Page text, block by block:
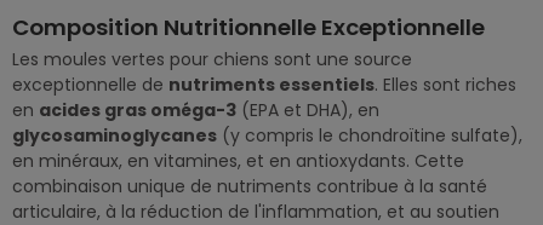
Composition Nutritionnelle Exceptionnelle
Les moules vertes pour chiens sont une source
exceptionnelle de nutriments essentiels. Elles sont riches
en acides gras oméga-3 (EPA et DHA), en
glycosaminoglycanes (y compris le chondroïtine sulfate),
en minéraux, en vitamines, et en antioxydants. Cette
combinaison unique de nutriments contribue à la santé
articulaire, à la réduction de l'inflammation, et au soutien